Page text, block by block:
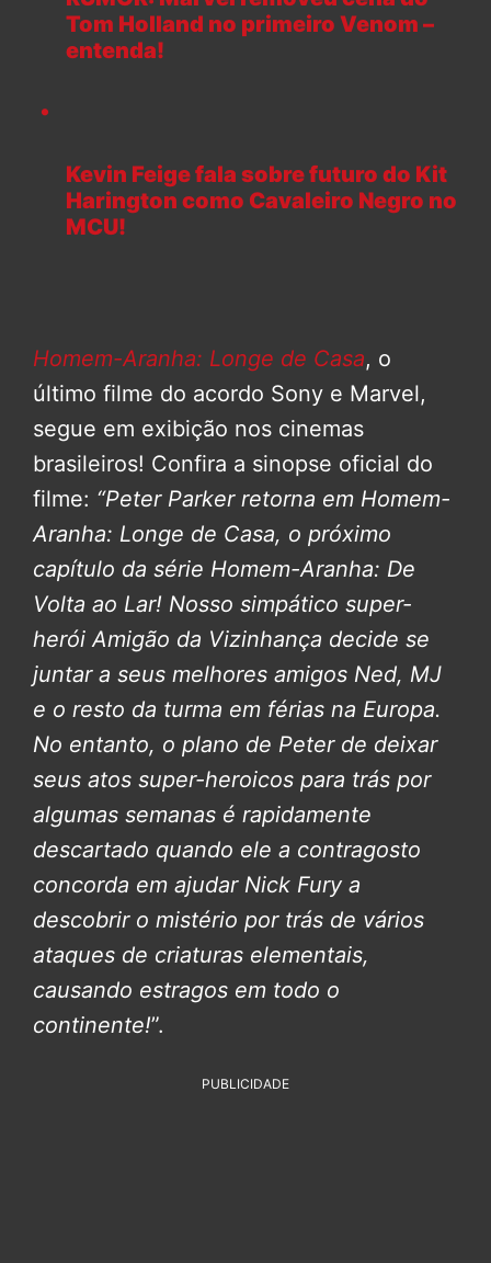
Tom Holland no primeiro Venom –
entenda!
Kevin Feige fala sobre futuro do Kit
Harington como Cavaleiro Negro no
MCU!
Homem-Aranha: Longe de Casa, o
último filme do acordo Sony e Marvel,
segue em exibição nos cinemas
brasileiros! Confira a sinopse oficial do
filme: “Peter Parker retorna em Homem-
Aranha: Longe de Casa, o próximo
capítulo da série Homem-Aranha: De
Volta ao Lar! Nosso simpático super-
herói Amigão da Vizinhança decide se
juntar a seus melhores amigos Ned, MJ
e o resto da turma em férias na Europa.
No entanto, o plano de Peter de deixar
seus atos super-heroicos para trás por
algumas semanas é rapidamente
descartado quando ele a contragosto
concorda em ajudar Nick Fury a
descobrir o mistério por trás de vários
ataques de criaturas elementais,
causando estragos em todo o
continente!”.
PUBLICIDADE